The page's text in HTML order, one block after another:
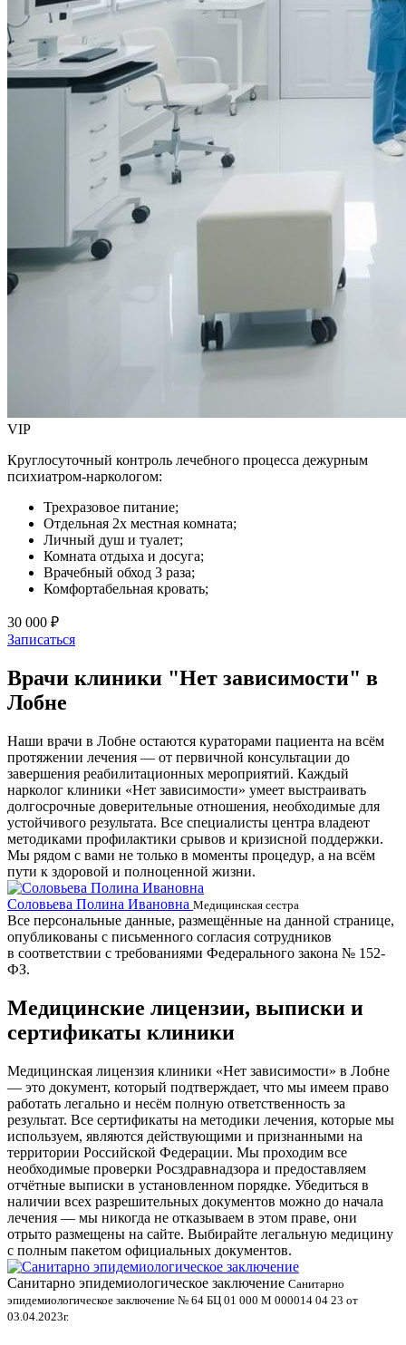
VIP
Круглосуточный контроль лечебного процесса дежурным
психиатром-наркологом:
Трехразовое питание;
Отдельная 2х местная комната;
Личный душ и туалет;
Комната отдыха и досуга;
Врачебный обход 3 раза;
Комфортабельная кровать;
30 000 ₽
Записаться
Врачи клиники "Нет зависимости" в
Лобне
Наши врачи в Лобне остаются кураторами пациента на всём
протяжении лечения — от первичной консультации до
завершения реабилитационных мероприятий. Каждый
нарколог клиники «Нет зависимости» умеет выстраивать
долгосрочные доверительные отношения, необходимые для
устойчивого результата. Все специалисты центра владеют
методиками профилактики срывов и кризисной поддержки.
Мы рядом с вами не только в моменты процедур, а на всём
пути к здоровой и полноценной жизни.
Соловьева Полина Ивановна Медицинская сестра
Все персональные данные, размещённые на данной странице,
опубликованы с письменного согласия сотрудников
в соответствии с требованиями Федерального закона № 152-
ФЗ.
Медицинские лицензии, выписки и
сертификаты клиники
Медицинская лицензия клиники «Нет зависимости» в Лобне
— это документ, который подтверждает, что мы имеем право
работать легально и несём полную ответственность за
результат. Все сертификаты на методики лечения, которые мы
используем, являются действующими и признанными на
территории Российской Федерации. Мы проходим все
необходимые проверки Росздравнадзора и предоставляем
отчётные выписки в установленном порядке. Убедиться в
наличии всех разрешительных документов можно до начала
лечения — мы никогда не отказываем в этом праве, они
отрыто размещены на сайте. Выбирайте легальную медицину
с полным пакетом официальных документов.
Санитарно эпидемиологическое заключение Санитарно
эпидемиологическое заключение № 64 БЦ 01 000 М 000014 04 23 от
03.04.2023г.